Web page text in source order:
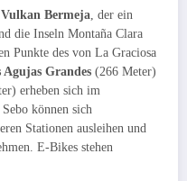
Vulkan Bermeja , der ein
die Inseln Montaña Clara
Punkte des von La Graciosa
Agujas Grandes (266 Meter)
erheben sich im
können sich
Stationen ausleihen und
E-Bikes stehen